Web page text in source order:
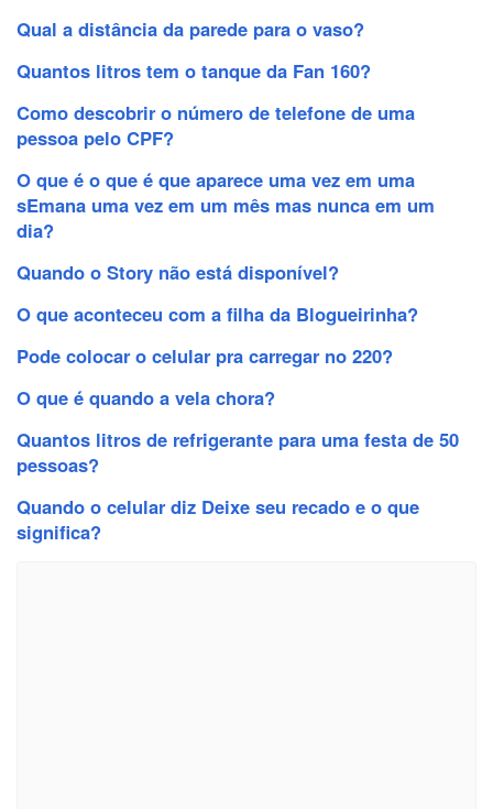
Qual a distância da parede para o vaso?
Quantos litros tem o tanque da Fan 160?
Como descobrir o número de telefone de uma
pessoa pelo CPF?
O que é o que é que aparece uma vez em uma
sEmana uma vez em um mês mas nunca em um
dia?
Quando o Story não está disponível?
O que aconteceu com a filha da Blogueirinha?
Pode colocar o celular pra carregar no 220?
O que é quando a vela chora?
Quantos litros de refrigerante para uma festa de 50
pessoas?
Quando o celular diz Deixe seu recado e o que
significa?